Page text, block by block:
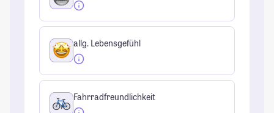
allg. Lebensgefühl
Fahrradfreundlichkeit